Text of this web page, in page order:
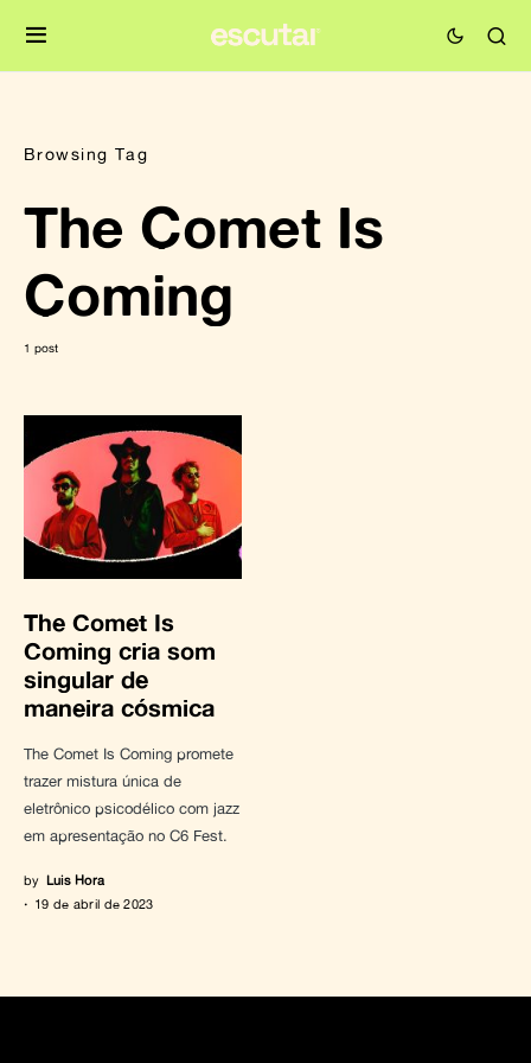
Browsing Tag
The Comet Is
Coming
1 post
The Comet Is
Coming cria som
singular de
maneira cósmica
The Comet Is Coming promete
trazer mistura única de
eletrônico psicodélico com jazz
em apresentação no C6 Fest.
by Luis Hora
19 de abril de 2023